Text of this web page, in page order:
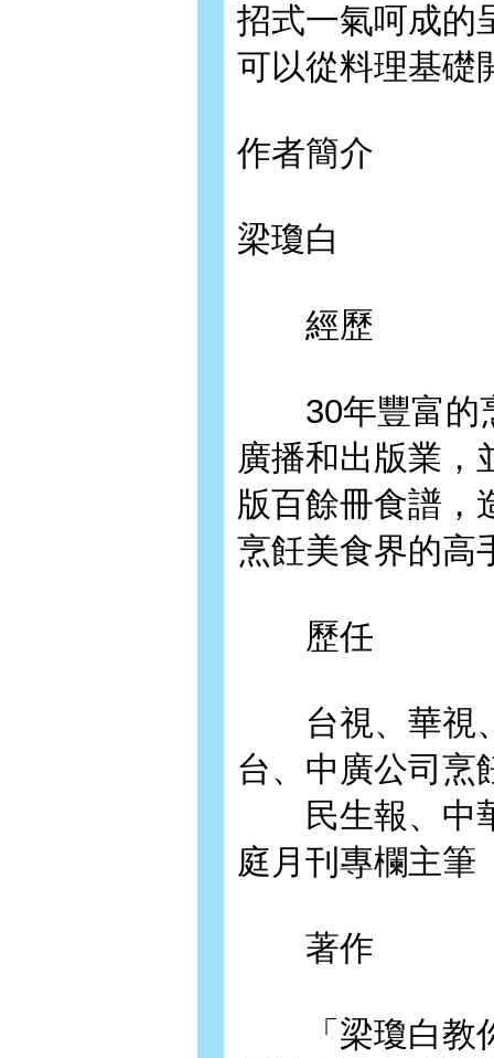
招式一氣呵成的
可以從料理基礎
作者簡介
梁瓊白
經歷
30年豐富的烹
廣播和出版業，
版百餘冊食譜，
烹飪美食界的高
歷任
台視、華視、
台、中廣公司烹
民生報、中華
庭月刊專欄主筆
著作
「梁瓊白教你